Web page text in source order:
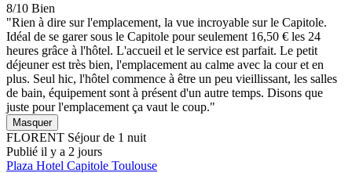
8/10 Bien
"Rien à dire sur l'emplacement, la vue incroyable sur le Capitole.
Idéal de se garer sous le Capitole pour seulement 16,50 € les 24
heures grâce à l'hôtel. L'accueil et le service est parfait. Le petit
déjeuner est très bien, l'emplacement au calme avec la cour et en
plus. Seul hic, l'hôtel commence à être un peu vieillissant, les salles
de bain, équipement sont à présent d'un autre temps. Disons que
juste pour l'emplacement ça vaut le coup."
Masquer
FLORENT Séjour de 1 nuit
Publié il y a 2 jours
Plaza Hotel Capitole Toulouse